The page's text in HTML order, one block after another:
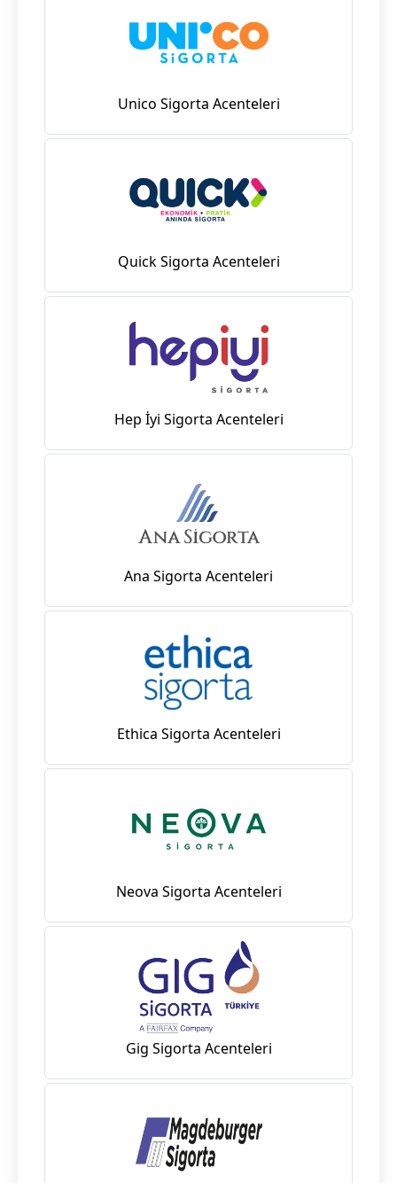
Unico Sigorta Acenteleri
Quick Sigorta Acenteleri
Hep İyi Sigorta Acenteleri
Ana Sigorta Acenteleri
Ethica Sigorta Acenteleri
Neova Sigorta Acenteleri
Gig Sigorta Acenteleri